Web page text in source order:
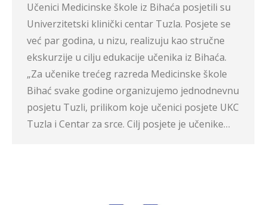
Učenici Medicinske škole iz Bihaća posjetili su
Univerzitetski klinički centar Tuzla. Posjete se
već par godina, u nizu, realizuju kao stručne
ekskurzije u cilju edukacije učenika iz Bihaća.
„Za učenike trećeg razreda Medicinske škole
Bihać svake godine organizujemo jednodnevnu
posjetu Tuzli, prilikom koje učenici posjete UKC
Tuzla i Centar za srce. Cilj posjete je učenike…